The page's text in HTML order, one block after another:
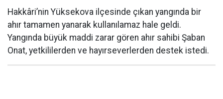
Hakkâri’nin Yüksekova ilçesinde çıkan yangında bir
ahır tamamen yanarak kullanılamaz hale geldi.
Yangında büyük maddi zarar gören ahır sahibi Şaban
Onat, yetkililerden ve hayırseverlerden destek istedi.